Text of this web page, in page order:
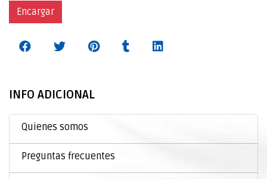
Encargar
INFO ADICIONAL
Quienes somos
Preguntas frecuentes